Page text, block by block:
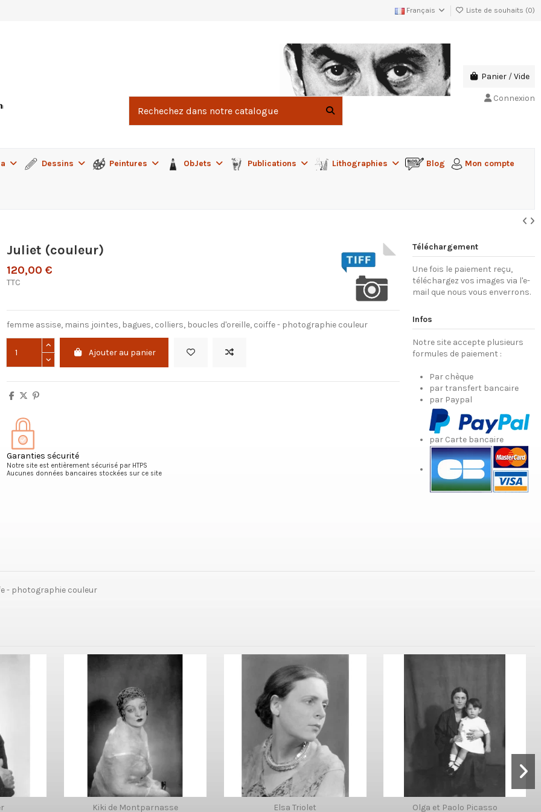
Français Liste de souhaits (0)
Panier /Vide
Connexion
Dessins Peintures ObJets Publications Lithographies Blog Mon compte
Juliet (couleur)
120,00 €
TTC
femme assise, mains jointes, bagues, colliers, boucles d'oreille, coiffe - photographie couleur
Ajouter au panier
Garanties sécurité
Notre site est entièrement sécurisé par HTPS
Aucunes données bancaires stockées sur ce site
Téléchargement
Une fois le paiement reçu,
téléchargez vos images via l'e-
mail que nous vous enverrons.
Infos
Notre site accepte plusieurs
formules de paiement :
Par chèque
par transfert bancaire
par Paypal
par Carte bancaire
- photographie couleur
Kiki de Montparnasse Elsa Triolet Olga et Paolo Picasso